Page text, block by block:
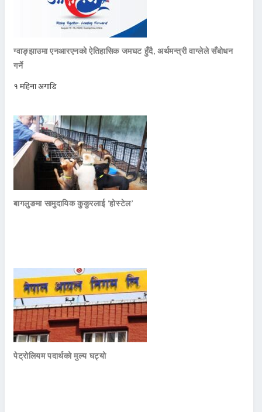
ग्वाङ्झाउमा एनआरएनको ऐतिहासिक जमघट हुँदै, अर्थमन्त्री वाग्लेले सँबोधन
गर्ने
१ महिना अगाडि
बागलुङमा सामुदायिक कुकुरलाई ‘होस्टेल’
पेट्रोलियम पदार्थको मुल्य घट्यो